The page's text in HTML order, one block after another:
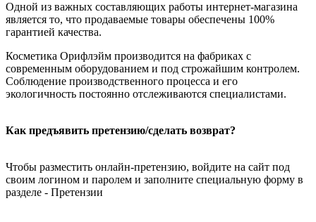
Одной из важных составляющих работы интернет-магазина
является то, что продаваемые товары обеспечены 100%
гарантией качества.
Косметика Орифлэйм производится на фабриках с
современным оборудованием и под строжайшим контролем.
Соблюдение производственного процесса и его
экологичность постоянно отслеживаются специалистами.
Как предъявить претензию/сделать возврат?
Чтобы разместить онлайн-претензию, войдите на сайт под
своим логином и паролем и заполните специальную форму в
разделе - Претензии